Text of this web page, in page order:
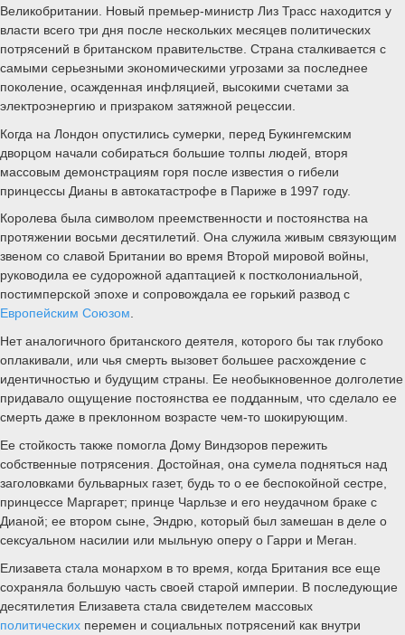
Великобритании. Новый премьер-министр Лиз Трасс находится у
власти всего три дня после нескольких месяцев политических
потрясений в британском правительстве. Страна сталкивается с
самыми серьезными экономическими угрозами за последнее
поколение, осажденная инфляцией, высокими счетами за
электроэнергию и призраком затяжной рецессии.
Когда на Лондон опустились сумерки, перед Букингемским
дворцом начали собираться большие толпы людей, вторя
массовым демонстрациям горя после известия о гибели
принцессы Дианы в автокатастрофе в Париже в 1997 году.
Королева была символом преемственности и постоянства на
протяжении восьми десятилетий. Она служила живым связующим
звеном со славой Британии во время Второй мировой войны,
руководила ее судорожной адаптацией к постколониальной,
постимперской эпохе и сопровождала ее горький развод с
Европейским Союзом.
Нет аналогичного британского деятеля, которого бы так глубоко
оплакивали, или чья смерть вызовет большее расхождение с
идентичностью и будущим страны. Ее необыкновенное долголетие
придавало ощущение постоянства ее подданным, что сделало ее
смерть даже в преклонном возрасте чем-то шокирующим.
Ее стойкость также помогла Дому Виндзоров пережить
собственные потрясения. Достойная, она сумела подняться над
заголовками бульварных газет, будь то о ее беспокойной сестре,
принцессе Маргарет; принце Чарльзе и его неудачном браке с
Дианой; ее втором сыне, Эндрю, который был замешан в деле о
сексуальном насилии или мыльную оперу о Гарри и Меган.
Елизавета стала монархом в то время, когда Британия все еще
сохраняла большую часть своей старой империи. В последующие
десятилетия Елизавета стала свидетелем массовых
политических перемен и социальных потрясений как внутри